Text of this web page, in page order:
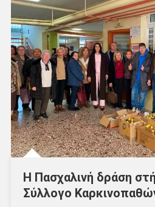
Η Πασχαλινή δράση
Σύλλογο